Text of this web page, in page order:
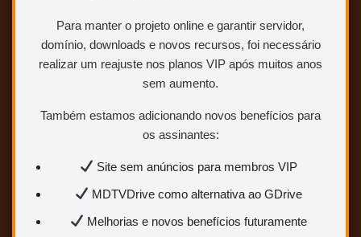
Para manter o projeto online e garantir servidor,
domínio, downloads e novos recursos, foi necessário
realizar um reajuste nos planos VIP após muitos anos
sem aumento.
Também estamos adicionando novos benefícios para
os assinantes:
Site sem anúncios para membros VIP
MDTVDrive como alternativa ao GDrive
Melhorias e novos benefícios futuramente
possui uma hora a menos que a
microssérie, tendo muitas partes
cortadas.